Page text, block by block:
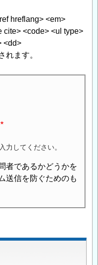
hreflang> <em>
cite> <code> <ul type>
<dd>
れます。
力してください。
者であるかどうかを
送信を防ぐためのも